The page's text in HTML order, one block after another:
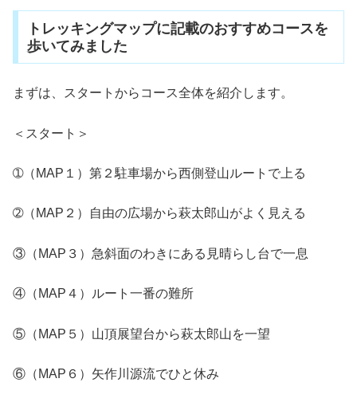
トレッキングマップに記載のおすすめコースを
歩いてみました
まずは、スタートからコース全体を紹介します。
＜スタート＞
➀（MAP１）第２駐車場から西側登山ルートで上る
➁（MAP２）自由の広場から萩太郎山がよく見える
③（MAP３）急斜面のわきにある見晴らし台で一息
④（MAP４）ルート一番の難所
⑤（MAP５）山頂展望台から萩太郎山を一望
⑥（MAP６）矢作川源流でひと休み